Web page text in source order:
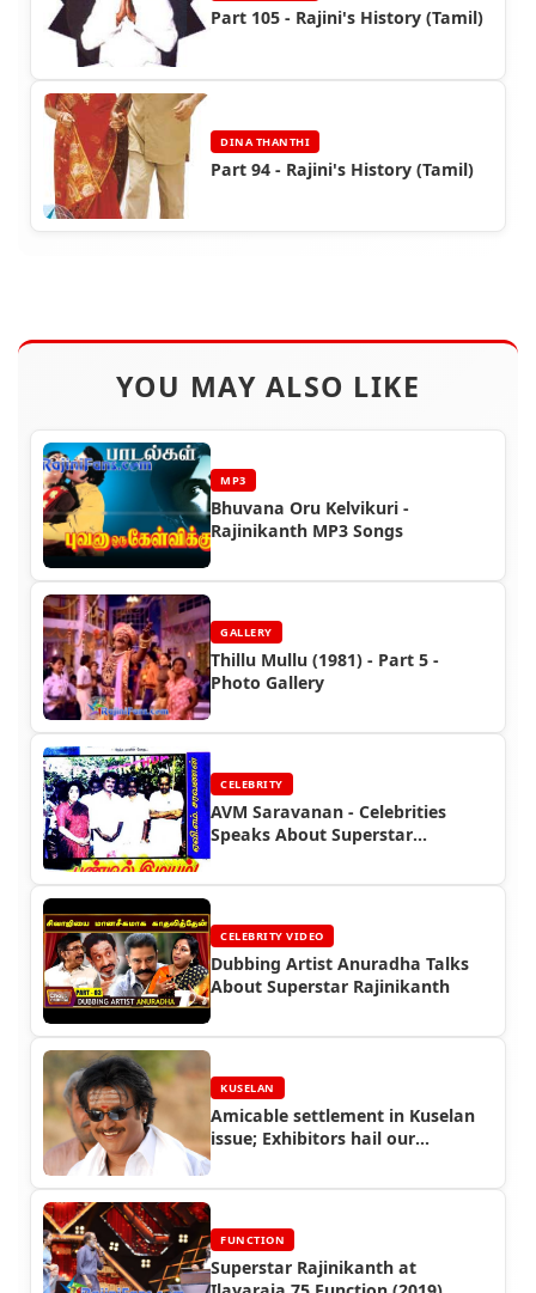
Part 105 - Rajini's History (Tamil)
DINA THANTHI
Part 94 - Rajini's History (Tamil)
YOU MAY ALSO LIKE
MP3
Bhuvana Oru Kelvikuri -
Rajinikanth MP3 Songs
GALLERY
Thillu Mullu (1981) - Part 5 -
Photo Gallery
CELEBRITY
AVM Saravanan - Celebrities
Speaks About Superstar
CELEBRITY VIDEO
Dubbing Artist Anuradha Talks
About Superstar Rajinikanth
KUSELAN
Amicable settlement in Kuselan
issue; Exhibitors hail our
FUNCTION
Superstar Rajinikanth at